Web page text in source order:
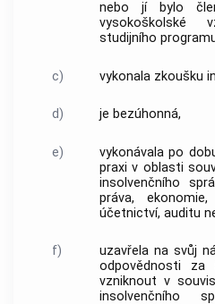
nebo jí bylo
vysokoškolské
studijního
c) vykonala zkoušku
d) je bezúhonná,
e)
vykonávala po
praxi v oblasti
insolvenčního
práva,
účetnictví, auditu
f)
uzavřela na svůj
odpovědnosti
vzniknout v
insolvenčního